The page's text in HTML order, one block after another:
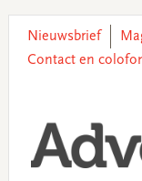
primary
main
primary
footer
Nieuwsbrief
Contact en